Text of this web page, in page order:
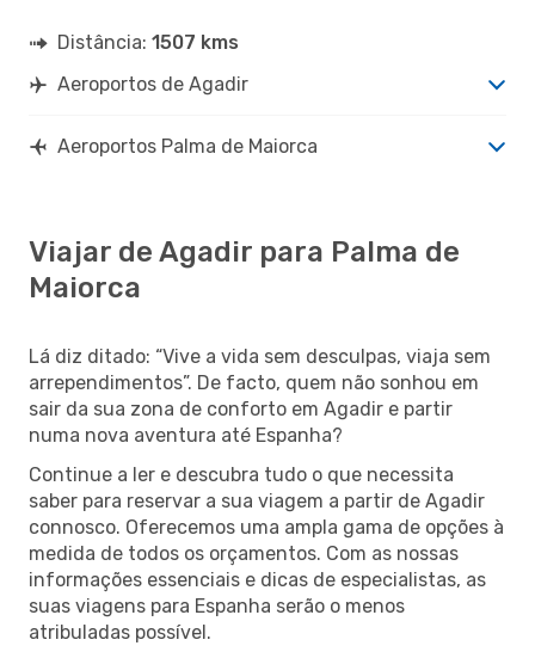
Distância: 1507 kms
Aeroportos de Agadir
Aeroportos Palma de Maiorca
Viajar de Agadir para Palma de
Maiorca
Lá diz ditado: “Vive a vida sem desculpas, viaja sem
arrependimentos”. De facto, quem não sonhou em
sair da sua zona de conforto em Agadir e partir
numa nova aventura até Espanha?
Continue a ler e descubra tudo o que necessita
saber para reservar a sua viagem a partir de Agadir
connosco. Oferecemos uma ampla gama de opções à
medida de todos os orçamentos. Com as nossas
informações essenciais e dicas de especialistas, as
suas viagens para Espanha serão o menos
atribuladas possível.